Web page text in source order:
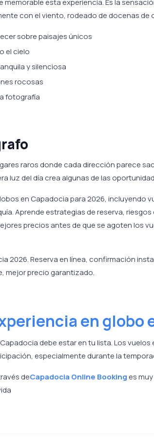
memorable esta experiencia. Es la
con el viento, rodeado de docenas de
sobre paisajes únicos
el cielo
y silenciosa
rocosas
fotografía
raros donde cada dirección parece
luz del día crea algunas de las
en Capadocia para 2026, incluyendo
Aprende estrategias de reserva,
precios antes de que se agoten los
2026. Reserva en línea, confirmación
mejor precio garantizado.
en globo
debe estar en tu lista. Los
especialmente durante la
deCapadocia Online Bookinges